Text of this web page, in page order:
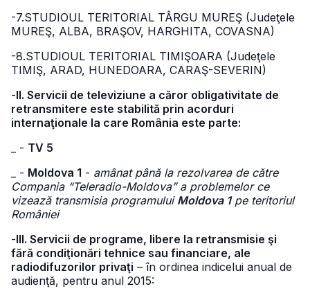
-7.STUDIOUL TERITORIAL TÂRGU MUREŞ (Judeţele
MUREŞ, ALBA, BRAŞOV, HARGHITA, COVASNA)
-8.STUDIOUL TERITORIAL TIMIŞOARA (Judeţele
TIMIŞ, ARAD, HUNEDOARA, CARAŞ-SEVERIN)
-II. Servicii de televiziune a căror obligativitate de
retransmitere este stabilită prin acorduri
internaţionale la care România este parte:
_ - TV 5
_ - Moldova 1 - amânat până la rezolvarea de către
Compania “Teleradio-Moldova” a problemelor ce
vizează transmisia programului Moldova 1pe teritoriul
României
-III. Servicii de programe, libere la retransmisie şi
fără condiţionări tehnice sau financiare, ale
radiodifuzorilor privaţi – în ordinea indicelui anual de
audienţă, pentru anul 2015: